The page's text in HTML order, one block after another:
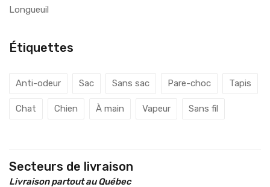
Longueuil
Étiquettes
Anti-odeur Sac Sans sac Pare-choc Tapis
Chat Chien À main Vapeur Sans fil
Secteurs de livraison
Livraison partout au Québec